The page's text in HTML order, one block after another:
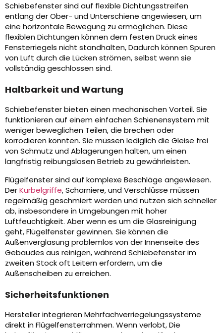
Schiebefenster sind auf flexible Dichtungsstreifen
entlang der Ober- und Unterschiene angewiesen, um
eine horizontale Bewegung zu ermöglichen. Diese
flexiblen Dichtungen können dem festen Druck eines
Fensterriegels nicht standhalten, Dadurch können Spuren
von Luft durch die Lücken strömen, selbst wenn sie
vollständig geschlossen sind.
Haltbarkeit und Wartung
Schiebefenster bieten einen mechanischen Vorteil. Sie
funktionieren auf einem einfachen Schienensystem mit
weniger beweglichen Teilen, die brechen oder
korrodieren könnten. Sie müssen lediglich die Gleise frei
von Schmutz und Ablagerungen halten, um einen
langfristig reibungslosen Betrieb zu gewährleisten.
Flügelfenster sind auf komplexe Beschläge angewiesen.
DerKurbelgriffe, Scharniere, und Verschlüsse müssen
regelmäßig geschmiert werden und nutzen sich schneller
ab, insbesondere in Umgebungen mit hoher
Luftfeuchtigkeit. Aber wenn es um die Glasreinigung
geht, Flügelfenster gewinnen. Sie können die
Außenverglasung problemlos von der Innenseite des
Gebäudes aus reinigen, während Schiebefenster im
zweiten Stock oft Leitern erfordern, um die
Außenscheiben zu erreichen.
Sicherheitsfunktionen
Hersteller integrieren Mehrfachverriegelungssysteme
direkt in Flügelfensterrahmen. Wenn verlobt, Die